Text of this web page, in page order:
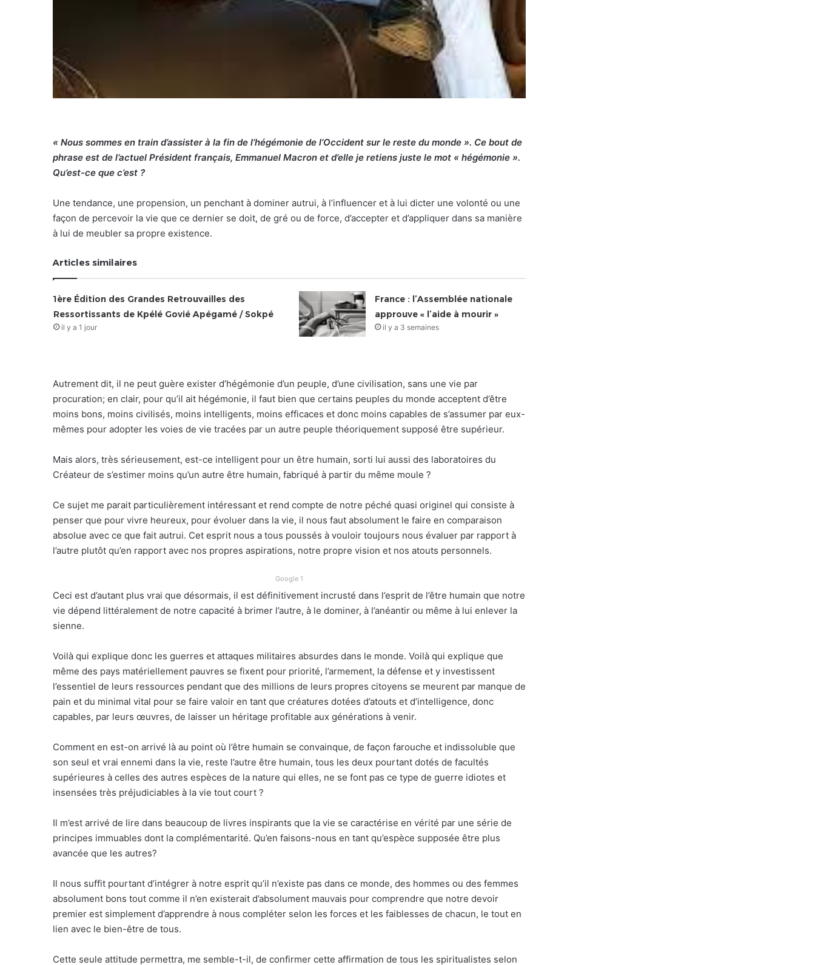
« Nous sommes en train d’assister à la fin de l’hégémonie de l’Occident sur le reste du monde ». Ce bout de
phrase est de l’actuel Président français, Emmanuel Macron et d’elle je retiens juste le mot « hégémonie ».
Qu’est-ce que c’est ?
Une tendance, une propension, un penchant à dominer autrui, à l’influencer et à lui dicter une volonté ou une
façon de percevoir la vie que ce dernier se doit, de gré ou de force, d’accepter et d’appliquer dans sa manière
à lui de meubler sa propre existence.
Articles similaires
1ère Édition des Grandes Retrouvailles des
Ressortissants de Kpélé Govié Apégamé / Sokpé
il y a 1 jour
France : l’Assemblée nationale
approuve « l’aide à mourir »
il y a 3 semaines
Autrement dit, il ne peut guère exister d’hégémonie d’un peuple, d’une civilisation, sans une vie par
procuration; en clair, pour qu’il ait hégémonie, il faut bien que certains peuples du monde acceptent d’être
moins bons, moins civilisés, moins intelligents, moins efficaces et donc moins capables de s’assumer par eux-
mêmes pour adopter les voies de vie tracées par un autre peuple théoriquement supposé être supérieur.
Mais alors, très sérieusement, est-ce intelligent pour un être humain, sorti lui aussi des laboratoires du
Créateur de s’estimer moins qu’un autre être humain, fabriqué à partir du même moule ?
Ce sujet me parait particulièrement intéressant et rend compte de notre péché quasi originel qui consiste à
penser que pour vivre heureux, pour évoluer dans la vie, il nous faut absolument le faire en comparaison
absolue avec ce que fait autrui. Cet esprit nous a tous poussés à vouloir toujours nous évaluer par rapport à
l’autre plutôt qu’en rapport avec nos propres aspirations, notre propre vision et nos atouts personnels.
Google 1
Ceci est d’autant plus vrai que désormais, il est définitivement incrusté dans l’esprit de l’être humain que notre
vie dépend littéralement de notre capacité à brimer l’autre, à le dominer, à l’anéantir ou même à lui enlever la
sienne.
Voilà qui explique donc les guerres et attaques militaires absurdes dans le monde. Voilà qui explique que
même des pays matériellement pauvres se fixent pour priorité, l’armement, la défense et y investissent
l’essentiel de leurs ressources pendant que des millions de leurs propres citoyens se meurent par manque de
pain et du minimal vital pour se faire valoir en tant que créatures dotées d’atouts et d’intelligence, donc
capables, par leurs œuvres, de laisser un héritage profitable aux générations à venir.
Comment en est-on arrivé là au point où l’être humain se convainque, de façon farouche et indissoluble que
son seul et vrai ennemi dans la vie, reste l’autre être humain, tous les deux pourtant dotés de facultés
supérieures à celles des autres espèces de la nature qui elles, ne se font pas ce type de guerre idiotes et
insensées très préjudiciables à la vie tout court ?
Il m’est arrivé de lire dans beaucoup de livres inspirants que la vie se caractérise en vérité par une série de
principes immuables dont la complémentarité. Qu’en faisons-nous en tant qu’espèce supposée être plus
avancée que les autres?
Il nous suffit pourtant d’intégrer à notre esprit qu’il n’existe pas dans ce monde, des hommes ou des femmes
absolument bons tout comme il n’en existerait d’absolument mauvais pour comprendre que notre devoir
premier est simplement d’apprendre à nous compléter selon les forces et les faiblesses de chacun, le tout en
lien avec le bien-être de tous.
Cette seule attitude permettra, me semble-t-il, de confirmer cette affirmation de tous les spiritualistes selon